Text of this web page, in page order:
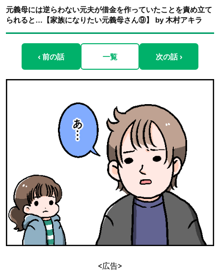
元義母には逆らわない元夫が借金を作っていたことを責め立て
られると…【家族になりたい元義母さん⑨】 by 木村アキラ
‹ 前の話 一覧 次の話 ›
<広告>